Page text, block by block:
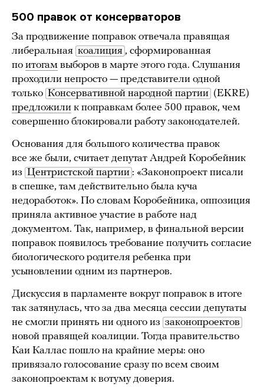
500 правок от консерваторов
За продвижение поправок отвечала правящая
либеральная коалиция , сформированная
по итогам выборов в марте этого года. Слушания
проходили непросто — представители одной
только Консервативной народной партии (EKRE)
предложили к поправкам более 500 правок, чем
совершенно блокировали работу законодателей.
Основания для большого количества правок
все же были, считает депутат Андрей Коробейник
из Центристской партии : «Законопроект писали
в спешке, там действительно была куча
недоработок». По словам Коробейника, оппозиция
приняла активное участие в работе над
документом. Так, например, в финальной версии
поправок появилось требование получить согласие
биологического родителя ребенка при
усыновлении одним из партнеров.
Дискуссия в парламенте вокруг поправок в итоге
так затянулась, что за два месяца сессии депутаты
не смогли принять ни одного из законопроектов
новой правящей коалиции. Тогда правительство
Каи Каллас пошло на крайние меры: оно
привязало голосование сразу по всем своим
законопроектам к вотуму доверия.